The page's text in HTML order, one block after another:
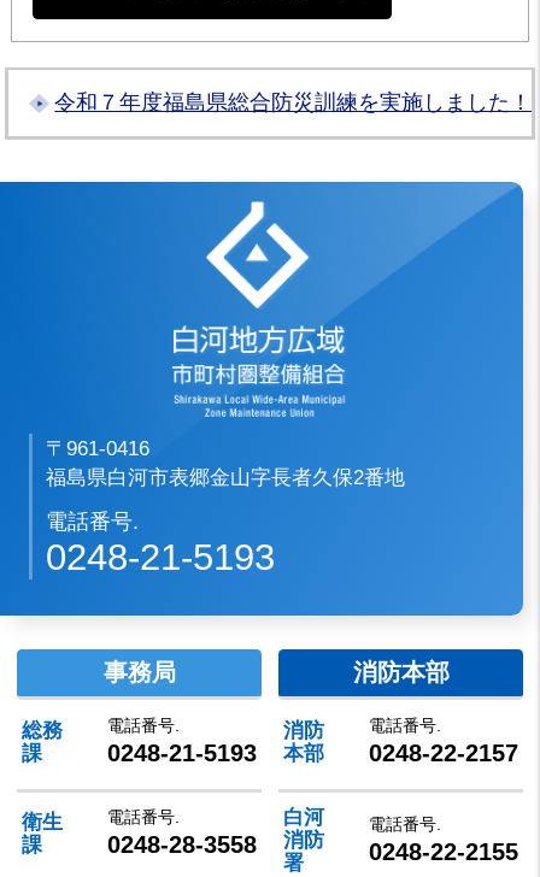
令和７年度福島県総合防災訓練を実施しました！
白河地方広域市
〒961-0416
福島県白河市表郷金山字長者久保2番地
電話番号.
0248-21-5193
事務局
総務
課
電話番号.
0248-21-5193
衛生
課
電話番号.
0248-28-3558
消防本部
消防
本部
電話番号.
0248-22-2157
白河
消防
署
電話番号.
0248-22-2155